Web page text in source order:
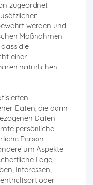
zugeordnet
werden und
Maßnahmen
die
einer
natürlichen
Daten, die darin
Daten
persönliche
Person
um Aspekte
Lage,
Interessen,
oder